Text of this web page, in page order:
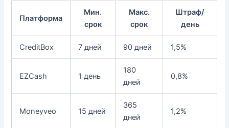
Платформа
Мин.
срок
Макс.
срок
Штраф/
день
CreditBox 7 дней 90 дней 1,5%
EZCash 1 день
180
дней
0,8%
Moneyveo 15 дней
365
дней
1,2%